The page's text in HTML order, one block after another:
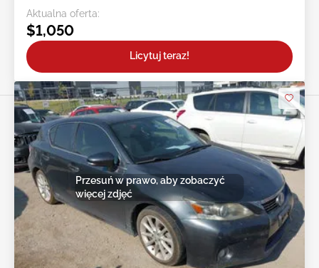
Aktualna oferta:
$1,050
Licytuj teraz!
Przesuń w prawo, aby zobaczyć
więcej zdjęć